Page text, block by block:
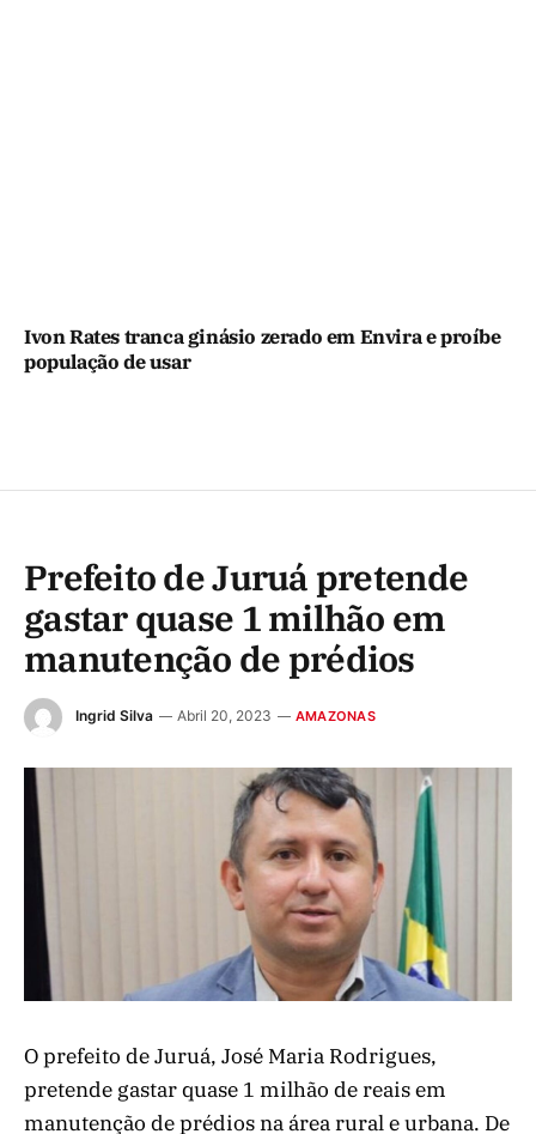
Ivon Rates tranca ginásio zerado em Envira e proíbe
população de usar
Prefeito de Juruá pretende
gastar quase 1 milhão em
manutenção de prédios
Ingrid Silva Abril 20, 2023 AMAZONAS
O prefeito de Juruá, José Maria Rodrigues,
pretende gastar quase 1 milhão de reais em
manutenção de prédios na área rural e urbana. De